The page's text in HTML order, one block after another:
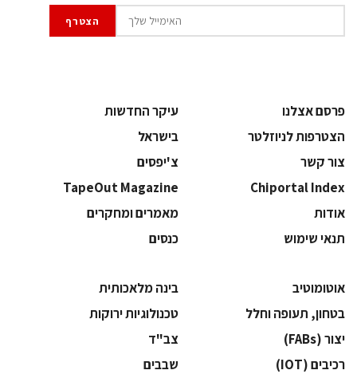
פרסם אצלנו
עיקר החדשות
הצטרפות לניוזלטר
בישראל
צור קשר
צ'יפסים
Chiportal Index
TapeOut Magazine
אודות
מאמרים ומחקרים
תנאי שימוש
כנסים
אוטומוטיב
בינה מלאכותית
בטחון, תעופה וחלל
‫טכנולוגיות ירוקות‬
‫יצור (‪(FABs‬‬
‫צב"ד‬
‫רכיבים‬ (IOT)
‫שבבים‬